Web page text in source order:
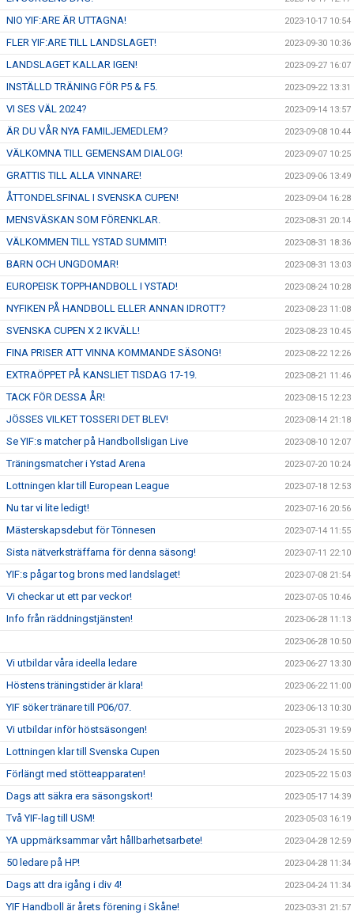
NIO YIF:ARE ÄR UTTAGNA! 2023-10-17 10:54
FLER YIF:ARE TILL LANDSLAGET! 2023-09-30 10:36
LANDSLAGET KALLAR IGEN! 2023-09-27 16:07
INSTÄLLD TRÄNING FÖR P5 & F5. 2023-09-22 13:31
VI SES VÄL 2024? 2023-09-14 13:57
ÄR DU VÅR NYA FAMILJEMEDLEM? 2023-09-08 10:44
VÄLKOMNA TILL GEMENSAM DIALOG! 2023-09-07 10:25
GRATTIS TILL ALLA VINNARE! 2023-09-06 13:49
ÅTTONDELSFINAL I SVENSKA CUPEN! 2023-09-04 16:28
MENSVÄSKAN SOM FÖRENKLAR. 2023-08-31 20:14
VÄLKOMMEN TILL YSTAD SUMMIT! 2023-08-31 18:36
BARN OCH UNGDOMAR! 2023-08-31 13:03
EUROPEISK TOPPHANDBOLL I YSTAD! 2023-08-24 10:28
NYFIKEN PÅ HANDBOLL ELLER ANNAN IDROTT? 2023-08-23 11:08
SVENSKA CUPEN X 2 IKVÄLL! 2023-08-23 10:45
FINA PRISER ATT VINNA KOMMANDE SÄSONG! 2023-08-22 12:26
EXTRAÖPPET PÅ KANSLIET TISDAG 17-19. 2023-08-21 11:46
TACK FÖR DESSA ÅR! 2023-08-15 12:23
JÖSSES VILKET TOSSERI DET BLEV! 2023-08-14 21:18
Se YIF:s matcher på Handbollsligan Live 2023-08-10 12:07
Träningsmatcher i Ystad Arena 2023-07-20 10:24
Lottningen klar till European League 2023-07-18 12:53
Nu tar vi lite ledigt! 2023-07-16 20:56
Mästerskapsdebut för Tönnesen 2023-07-14 11:55
Sista nätverksträffarna för denna säsong! 2023-07-11 22:10
YIF:s pågar tog brons med landslaget! 2023-07-08 21:54
Vi checkar ut ett par veckor! 2023-07-05 10:46
Info från räddningstjänsten! 2023-06-28 11:13
2023-06-28 10:50
Vi utbildar våra ideella ledare 2023-06-27 13:30
Höstens träningstider är klara! 2023-06-22 11:00
YIF söker tränare till P06/07. 2023-06-13 10:30
Vi utbildar inför höstsäsongen! 2023-05-31 19:59
Lottningen klar till Svenska Cupen 2023-05-24 15:50
Förlängt med stötteapparaten! 2023-05-22 15:03
Dags att säkra era säsongskort! 2023-05-17 14:39
Två YIF-lag till USM! 2023-05-03 16:19
YA uppmärksammar vårt hållbarhetsarbete! 2023-04-28 12:59
50 ledare på HP! 2023-04-28 11:34
Dags att dra igång i div 4! 2023-04-24 11:34
YIF Handboll är årets förening i Skåne! 2023-03-31 21:57